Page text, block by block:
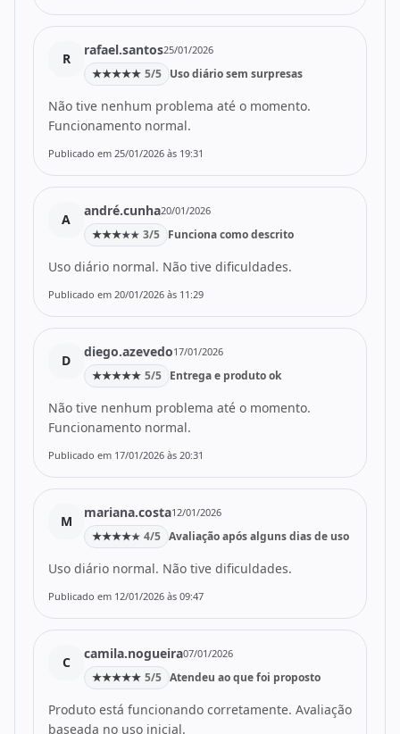
R
rafael.santos25/01/2026
★★★★★ 5/5 Uso diário sem surpresas
Não tive nenhum problema até o momento.
Funcionamento normal.
Publicado em 25/01/2026 às 19:31
A
andré.cunha20/01/2026
★★★★★ 3/5 Funciona como descrito
Uso diário normal. Não tive dificuldades.
Publicado em 20/01/2026 às 11:29
D
diego.azevedo17/01/2026
★★★★★ 5/5 Entrega e produto ok
Não tive nenhum problema até o momento.
Funcionamento normal.
Publicado em 17/01/2026 às 20:31
M
mariana.costa12/01/2026
★★★★★ 4/5 Avaliação após alguns dias de uso
Uso diário normal. Não tive dificuldades.
Publicado em 12/01/2026 às 09:47
C
camila.nogueira07/01/2026
★★★★★ 5/5 Atendeu ao que foi proposto
Produto está funcionando corretamente. Avaliação
baseada no uso inicial.